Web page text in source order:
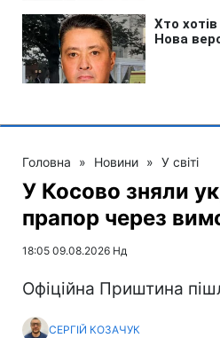
Головна » Новини » У світі
У Косово зняли
прапор через
18:05 09.08.2026 Нд
Офіційна Приштина
СЕРГІЙ КОЗАЧУК